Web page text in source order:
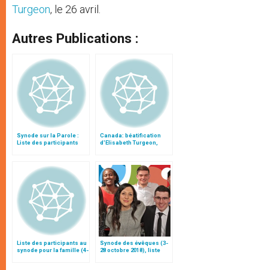
Turgeon, le 26 avril.
Autres Publications :
Synode sur la Parole :
Liste des participants
Canada: béatification
d'Elisabeth Turgeon,
Liste des participants au
synode pour la famille (4-
25 octobre)
Synode des évêques (3-
28 octobre 2018), liste